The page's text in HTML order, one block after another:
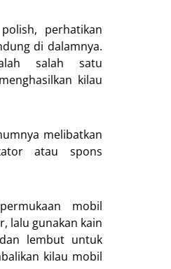
perhatikan
di dalamnya.
salah satu
kilau
melibatkan
atau spons
mobil
lalu gunakan kain
lembut untuk
kilau mobil